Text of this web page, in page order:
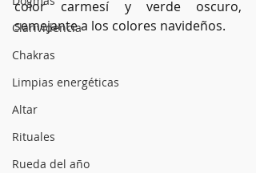
Clarividencia
Chakras
Limpias energéticas
Altar
Rituales
Rueda del año
color carmesí y verde oscuro,
semejante a los colores navideños.